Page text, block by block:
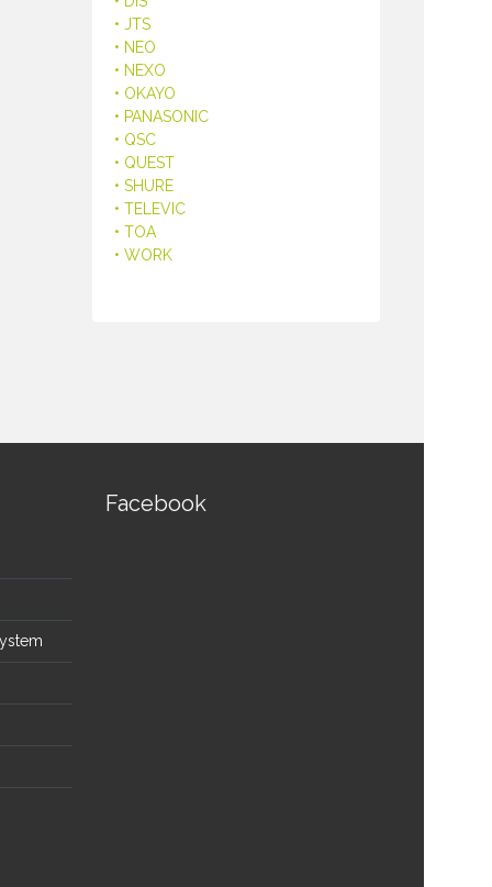
• JTS
• NEO
• NEXO
• OKAYO
• PANASONIC
• QSC
• QUEST
• SHURE
• TELEVIC
• TOA
• WORK
Facebook